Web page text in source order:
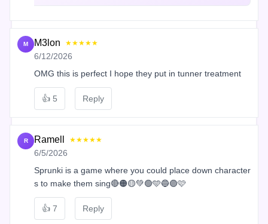
M M3lon ★★★★★
6/12/2026
OMG this is perfect I hope they put in tunner treatment
👍 5 Reply
R Ramell ★★★★★
6/5/2026
Sprunki is a game where you could place down character
s to make them sing🔴🟠🟡💚🟢🩵🔵🟣🩷
👍 7 Reply